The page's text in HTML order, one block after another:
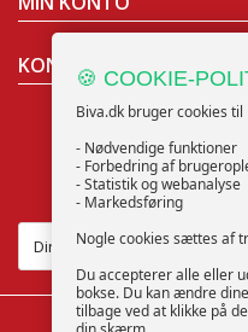
KONTAKT OS
🍪 COOKIE-
Biva.dk bruger cookies til
- Nødvendige funktioner
- Forbedring af
- Statistik og webanalyse
- Markedsføring
Nogle cookies sættes af
Du accepterer alle eller
bokse. Du kan ændre
tilbage ved at klikke på